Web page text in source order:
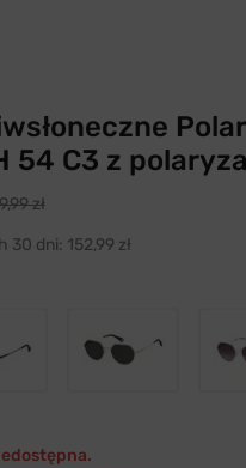
54 C3 z
zł
30 dni: 152,99 zł